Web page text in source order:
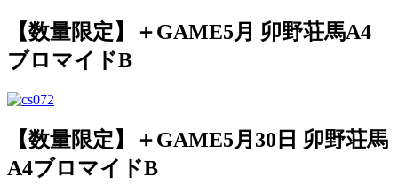
【数量限定】＋GAME5月 卯野荘馬A4
ブロマイドB
【数量限定】＋GAME5月30日 卯野荘馬
A4ブロマイドB